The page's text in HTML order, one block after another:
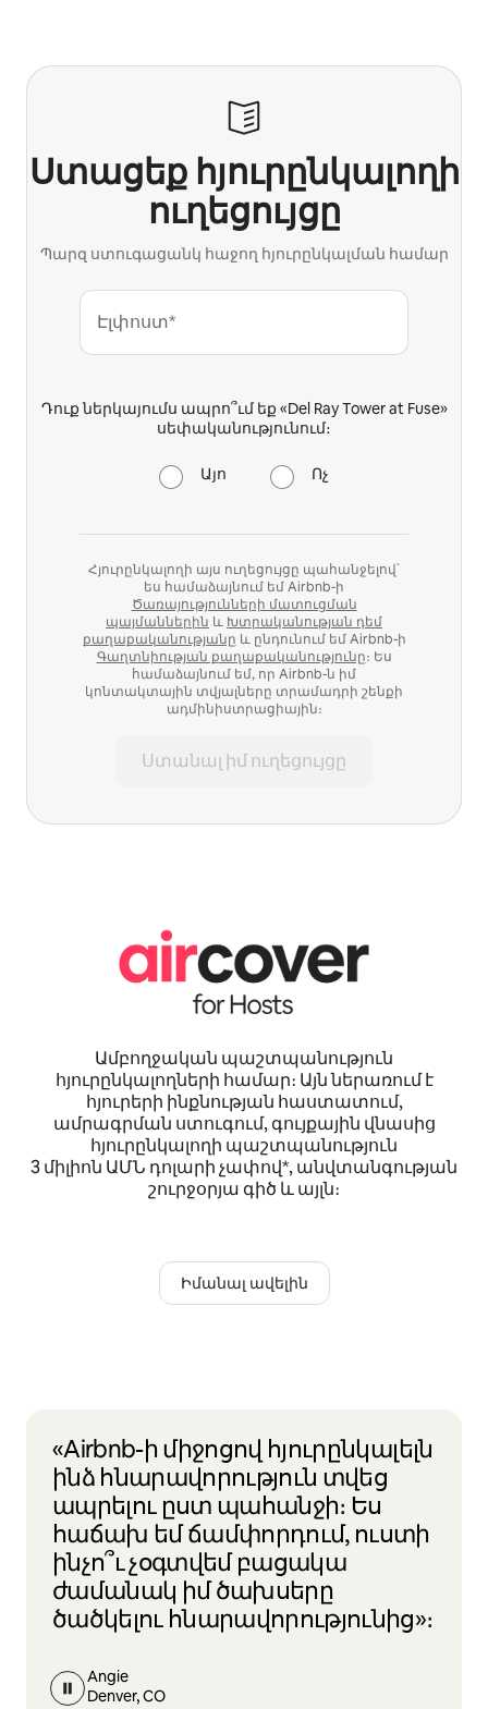
Ստացեք հյուրընկալողի
ուղեցույցը
Պարզ ստուգացանկ հաջող հյուրընկալման համար
Էլփոստ*
Դուք ներկայումս ապրո՞ւմ եք «Del Ray Tower at Fuse»
սեփականությունում։
Այո Ոչ
Հյուրընկալողի այս ուղեցույցը պահանջելով՝
ես համաձայնում եմ Airbnb-ի
Ծառայությունների մատուցման
պայմաններին և Խտրականության դեմ
քաղաքականությանը և ընդունում եմ Airbnb-ի
Գաղտնիության քաղաքականությունը։ Ես
համաձայնում եմ, որ Airbnb-ն իմ
կոնտակտային տվյալները տրամադրի շենքի
ադմինիստրացիային։
Ստանալ իմ ուղեցույցը
Ամբողջական պաշտպանություն
հյուրընկալողների համար։ Այն ներառում է
հյուրերի ինքնության հաստատում,
ամրագրման ստուգում, գույքային վնասից
հյուրընկալողի պաշտպանություն
3 միլիոն ԱՄՆ դոլարի չափով*, անվտանգության
շուրջօրյա գիծ և այլն։
Իմանալ ավելին
«Airbnb-ի միջոցով հյուրընկալելն
ինձ հնարավորություն տվեց
ապրելու ըստ պահանջի։ Ես
հաճախ եմ ճամփորդում, ուստի
ինչո՞ւ չօգտվեմ բացակա
ժամանակ իմ ծախսերը
ծածկելու հնարավորությունից»։
Angie
Denver, CO